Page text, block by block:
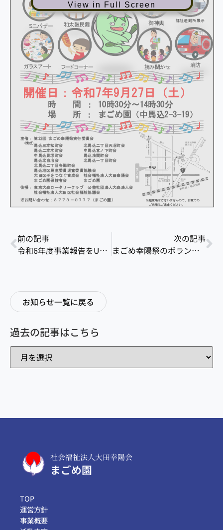
View in Full Screen
前の記事
令和6年度事業報告をUPしました
次の記事
まごめ幸陽祭のボランティア募集中！
お知らせ一覧に戻る
過去の記事はこちら
社会福祉法人大田幸陽会
まごめ園
TOP
運営方針
事業概要